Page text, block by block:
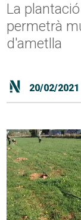
La
permetrà
d'ametlla
20/02/2021